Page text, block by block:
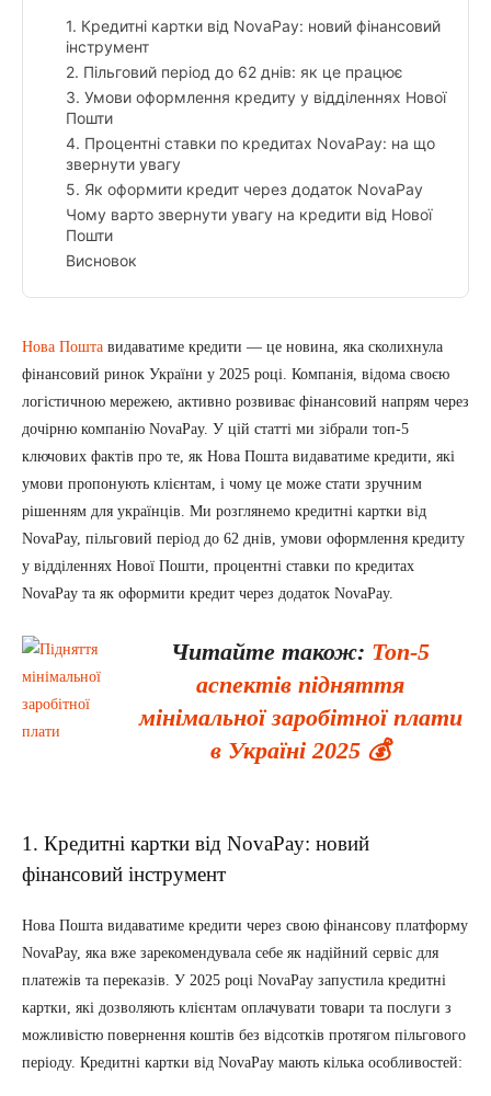
1. Кредитні картки від NovaPay: новий фінансовий
інструмент
2. Пільговий період до 62 днів: як це працює
3. Умови оформлення кредиту у відділеннях Нової
Пошти
4. Процентні ставки по кредитах NovaPay: на що
звернути увагу
5. Як оформити кредит через додаток NovaPay
Чому варто звернути увагу на кредити від Нової
Пошти
Висновок
Нова Пошта видаватиме кредити — це новина, яка сколихнула
фінансовий ринок України у 2025 році. Компанія, відома своєю
логістичною мережею, активно розвиває фінансовий напрям через
дочірню компанію NovaPay. У цій статті ми зібрали топ-5
ключових фактів про те, як Нова Пошта видаватиме кредити, які
умови пропонують клієнтам, і чому це може стати зручним
рішенням для українців. Ми розглянемо кредитні картки від
NovaPay, пільговий період до 62 днів, умови оформлення кредиту
у відділеннях Нової Пошти, процентні ставки по кредитах
NovaPay та як оформити кредит через додаток NovaPay.
Читайте також: Топ-5
аспектів підняття
мінімальної заробітної плати
в Україні 2025 💰
1. Кредитні картки від NovaPay: новий
фінансовий інструмент
Нова Пошта видаватиме кредити через свою фінансову платформу
NovaPay, яка вже зарекомендувала себе як надійний сервіс для
платежів та переказів. У 2025 році NovaPay запустила кредитні
картки, які дозволяють клієнтам оплачувати товари та послуги з
можливістю повернення коштів без відсотків протягом пільгового
періоду. Кредитні картки від NovaPay мають кілька особливостей: